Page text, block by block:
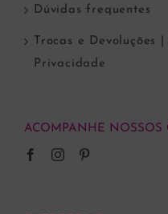
Dúvidas frequentes
Trocas e Devoluções
Privacidade
ACOMPANHE NOSSOS